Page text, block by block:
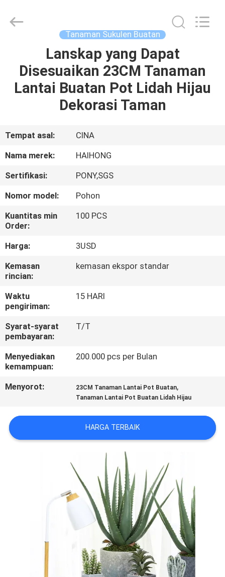
RUMAH
PRODUK
TENTANG
TUR
PABRIK
KONTROL
KUALITAS
HUBUNGI
KAMI
BERITA
PENAWARAN
HARGA
Crafts
Factory.
Tanaman Sukulen Buatan
Lanskap yang Dapat
Disesuaikan 23CM Tanaman
Lantai Buatan Pot Lidah Hijau
Dekorasi Taman
Tempat asal:
CINA
Nama merek:
HAIHONG
Sertifikasi:
PONY,SGS
Nomor model:
Pohon
Kuantitas min
Order:
100 PCS
Harga:
3USD
Kemasan
rincian:
kemasan ekspor standar
Waktu
pengiriman:
15 HARI
Syarat-syarat
pembayaran:
T/T
Menyediakan
kemampuan:
200.000 pcs per Bulan
Menyorot: 23CM Tanaman Lantai Pot Buatan,
Tanaman Lantai Pot Buatan Lidah Hijau
HARGA TERBAIK